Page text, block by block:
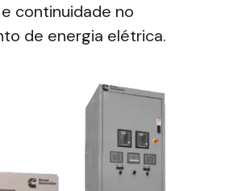
continuidade no
de energia elétrica.